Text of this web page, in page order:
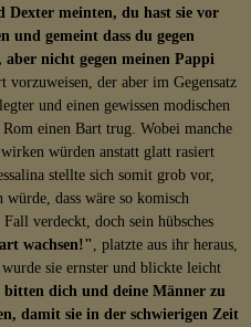
Dexter meinten, du hast sie vor
und gemeint dass du gegen
nicht gegen meinen Pappi
vorzuweisen, der aber im Gegensatz
und einen gewissen modischen
einen Bart trug. Wobei manche
würden anstatt glatt rasiert
stellte sich somit grob vor,
dass wäre so komisch
verdeckt, doch sein hübsches
wachsen!" , platzte aus ihr heraus,
sie ernster und blickte leicht
dich und deine Männer zu
damit sie in der schwierigen Zeit